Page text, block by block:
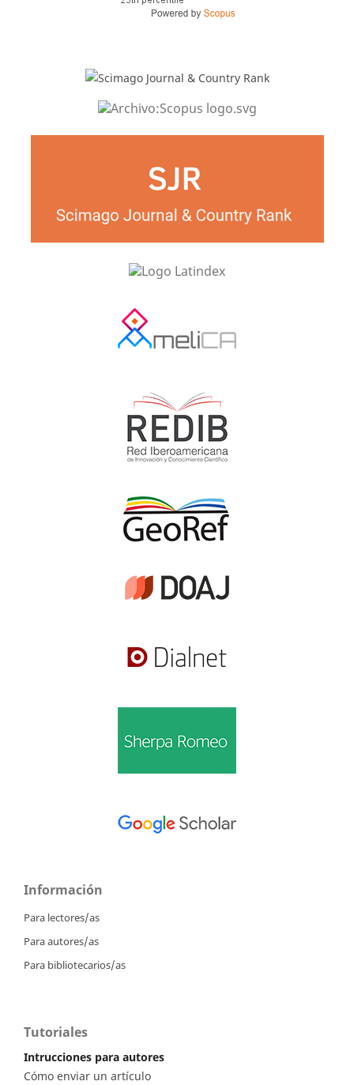
Información
Para lectores/as
Para autores/as
Para bibliotecarios/as
Tutoriales
Intrucciones para autores
Cómo enviar un artículo